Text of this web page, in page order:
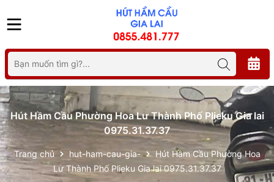
Hút Hầm Cầu Phường Hoa Lư Thành Phố Plieku Gia lai
0975.31.37.37
Trang chủ hut-ham-cau-gia-
Hút Hầm Cầu Phường Hoa
Lư Thành Phố Plieku Gia lai 0975.31.37.37